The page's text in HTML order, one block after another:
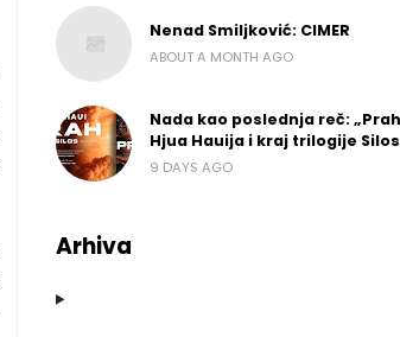
Nenad Smiljković: CIMER
ABOUT A MONTH AGO
Nada kao poslednja reč:
Hjua Hauija i kraj trilogije Silos
9 DAYS AGO
Arhiva